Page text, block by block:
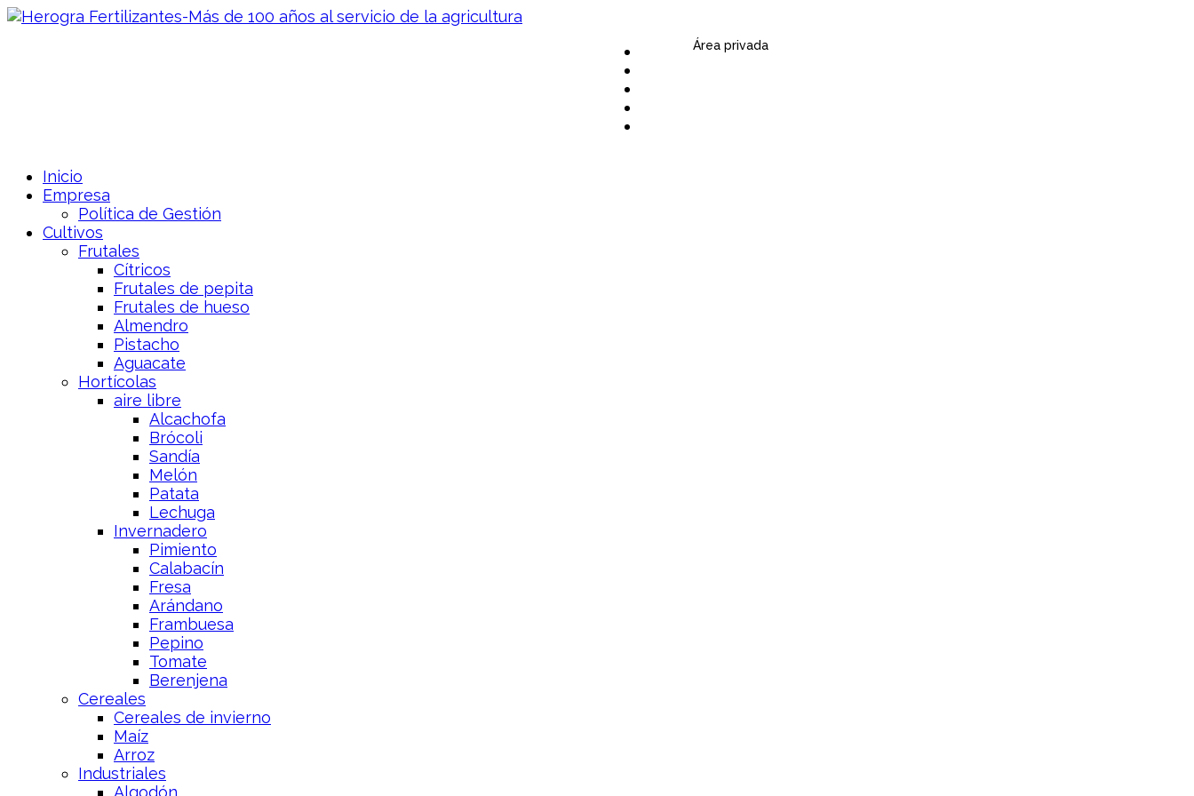
Área privada
Inicio
Empresa
Política de Gestión
Cultivos
Frutales
Cítricos
Frutales de pepita
Frutales de hueso
Almendro
Pistacho
Aguacate
Hortícolas
aire libre
Alcachofa
Brócoli
Sandía
Melón
Patata
Lechuga
Invernadero
Pimiento
Calabacín
Fresa
Arándano
Frambuesa
Pepino
Tomate
Berenjena
Cereales
Cereales de invierno
Maíz
Arroz
Industriales
Algodón